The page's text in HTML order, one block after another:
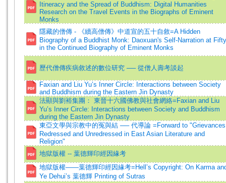
Itineracy and the Spread of Buddhism: Digital Humanities
Research on the Travel Events in the Biographs of Eminent
Monks
隱藏的僧傳 - 《續高僧傳》中道宣的五十自敘=A Hidden
Biography of a Buddhist Monk: Daoxuan's Self-Narration at Fifty
in the Continued Biography of Eminent Monks
歷代僧傳疾病敘述的數位研究 ── 從僧人壽考談起
Faxian and Liu Yu’s Inner Circle: Interactions between Society
and Buddhism during the Eastern Jin Dynasty
法顯與劉裕集團： 東晉十六國佛教與社會網絡=Faxian and Liu
Yu’s Inner Circle: Interactions between Society and Buddhism
during the Eastern Jin Dynasty
東亞文學與宗教中的冤與結 ── 代導論 =Forward to "Grievances
Redressed and Unredressed in East Asian Literature and
Religion"
地獄版權 -- 葉德輝印經因緣考
地獄版權――葉德輝印經因緣考=Hell’s Copyright: On Karma
Ye Dehui’s 葉德輝 Printing of Sutras